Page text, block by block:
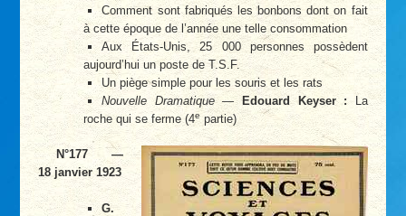
Comment sont fabriqués les bonbons dont on fait
à cette époque de l’année une telle consommation
Aux États-Unis, 25 000 personnes possèdent
aujourd’hui un poste de T.S.F.
Un piège simple pour les souris et les rats
Nouvelle Dramatique—Edouard Keyser : La
roche qui se ferme (4e partie)
N°177 —
18 janvier 1923
G.